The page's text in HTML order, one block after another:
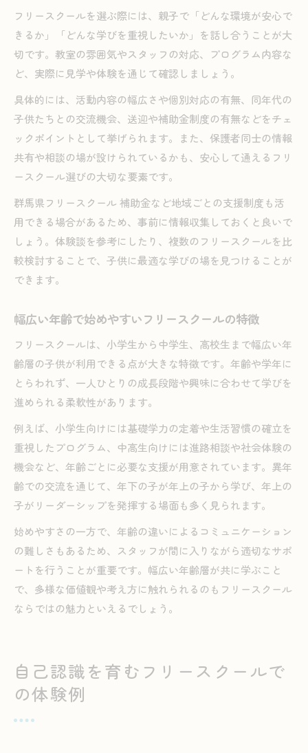
フリースクールを選ぶ際には、親子で「どんな環境が安心で
きるか」「どんな学びを重視したいか」を話し合うことが大
切です。教室の雰囲気やスタッフの対応、プログラム内容な
ど、実際に見学や体験を通じて確認しましょう。
具体的には、活動内容の幅広さや個別対応の有無、同年代の
子供たちとの交流機会、送迎や補助金制度の有無などをチェ
ックポイントとして挙げられます。また、保護者同士の情報
共有や相談の場が設けられているかも、安心して通えるフリ
ースクール選びの大切な要素です。
群馬県フリースクール 補助金など地域ごとの支援制度も活
用できる場合があるため、事前に情報収集しておくと良いで
しょう。体験談を参考にしたり、複数のフリースクールを比
較検討することで、子供に最適な学びの場を見つけることが
できます。
幅広い年齢で始めやすいフリースクールの特徴
フリースクールは、小学生から中学生、高校生まで幅広い年
齢層の子供が利用できる点が大きな特徴です。年齢や学年に
とらわれず、一人ひとりの成長段階や興味に合わせて学びを
進められる柔軟性があります。
例えば、小学生向けには基礎学力の定着や生活習慣の確立を
重視したプログラム、中高生向けには進路相談や社会体験の
機会など、年齢ごとに必要な支援が用意されています。異年
齢での交流を通じて、年下の子が年上の子から学び、年上の
子がリーダーシップを発揮する場面も多く見られます。
始めやすさの一方で、年齢の違いによるコミュニケーション
の難しさもあるため、スタッフが間に入りながら適切なサポ
ートを行うことが重要です。幅広い年齢層が共に学ぶこと
で、多様な価値観や考え方に触れられるのもフリースクール
ならではの魅力といえるでしょう。
自己認識を育むフリースクールで
の体験例